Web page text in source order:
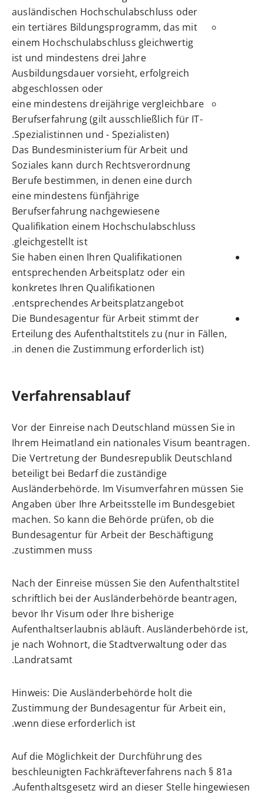
ausländischen Hochschulabschluss oder
ein tertiäres Bildungsprogramm, das mit
einem Hochschulabschluss gleichwertig
ist und mindestens drei Jahre
Ausbildungsdauer vorsieht, erfolgreich
abgeschlossen oder
eine mindestens dreijährige vergleichbare
Berufserfahrung (gilt ausschließlich für IT-
Spezialistinnen und - Spezialisten).
Das Bundesministerium für Arbeit und
Soziales kann durch Rechtsverordnung
Berufe bestimmen, in denen eine durch
eine mindestens fünfjährige
Berufserfahrung nachgewiesene
Qualifikation einem Hochschulabschluss
gleichgestellt ist.
Sie haben einen Ihren Qualifikationen
entsprechenden Arbeitsplatz oder ein
konkretes Ihren Qualifikationen
entsprechendes Arbeitsplatzangebot.
Die Bundesagentur für Arbeit stimmt der
Erteilung des Aufenthaltstitels zu (nur in Fällen,
in denen die Zustimmung erforderlich ist)
.
Verfahrensablauf
Vor der Einreise nach Deutschland müssen Sie in
Ihrem Heimatland ein nationales Visum beantragen.
Die Vertretung der Bundesrepublik Deutschland
beteiligt bei Bedarf die zuständige
Ausländerbehörde. Im Visumverfahren müssen Sie
Angaben über Ihre Arbeitsstelle im Bundesgebiet
machen. So kann die Behörde prüfen, ob die
Bundesagentur für Arbeit der Beschäftigung
zustimmen muss.
Nach der Einreise müssen Sie den Aufenthaltstitel
schriftlich bei der Ausländerbehörde beantragen,
bevor Ihr Visum oder Ihre bisherige
Aufenthaltserlaubnis abläuft. Ausländerbehörde ist,
je nach Wohnort, die Stadtverwaltung oder das
Landratsamt.
Hinweis: Die Ausländerbehörde holt die
Zustimmung der Bundesagentur für Arbeit ein,
wenn diese erforderlich ist.
Auf die Möglichkeit der Durchführung des
beschleunigten Fachkräfteverfahrens nach § 81a
Aufenthaltsgesetz wird an dieser Stelle hingewiesen.